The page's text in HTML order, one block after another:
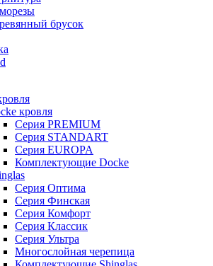
брусок
кровля
Серия PREMIUM
Серия STANDART
Серия EUROPA
Комплектующие Docke
Серия Оптима
Серия Финская
Серия Комфорт
Серия Классик
Серия Ультра
Многослойная черепица